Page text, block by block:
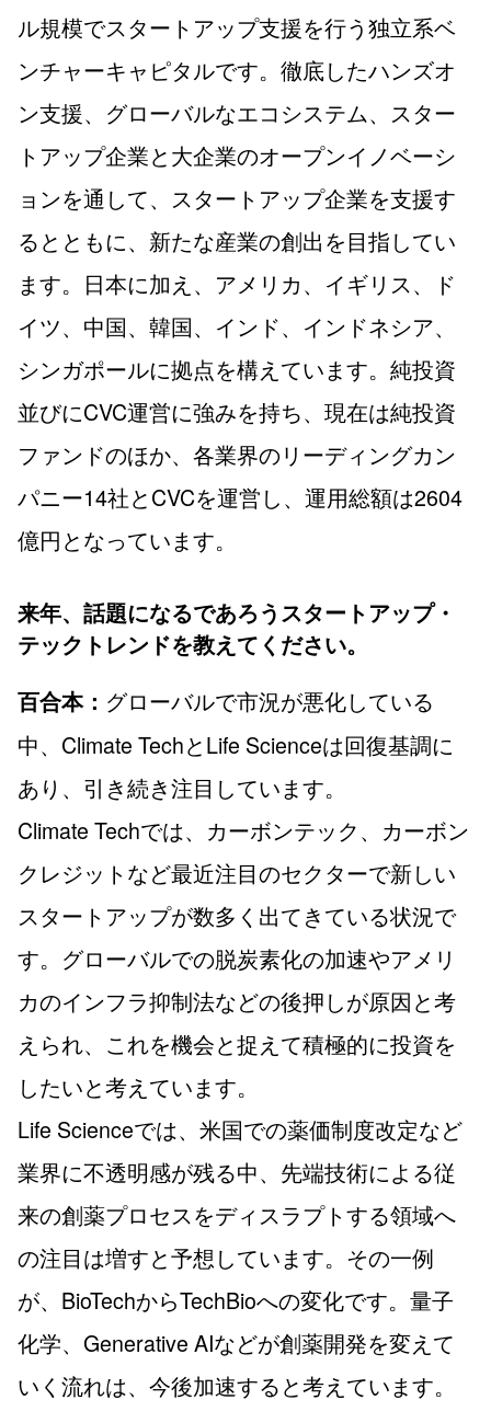
ル規模でスタートアップ支援を行う独立系ベ
ンチャーキャピタルです。徹底したハンズオ
ン支援、グローバルなエコシステム、スター
トアップ企業と大企業のオープンイノベーシ
ョンを通して、スタートアップ企業を支援す
るとともに、新たな産業の創出を目指してい
ます。日本に加え、アメリカ、イギリス、ド
イツ、中国、韓国、インド、インドネシア、
シンガポールに拠点を構えています。純投資
並びにCVC運営に強みを持ち、現在は純投資
ファンドのほか、各業界のリーディングカン
パニー14社とCVCを運営し、運用総額は2604
億円となっています。
来年、話題になるであろうスタートアップ・
テックトレンドを教えてください。
百合本： グローバルで市況が悪化している
中、Climate TechとLife Scienceは回復基調に
あり、引き続き注目しています。
Climate Techでは、カーボンテック、カーボン
クレジットなど最近注目のセクターで新しい
スタートアップが数多く出てきている状況で
す。グローバルでの脱炭素化の加速やアメリ
カのインフラ抑制法などの後押しが原因と考
えられ、これを機会と捉えて積極的に投資を
したいと考えています。
Life Scienceでは、米国での薬価制度改定など
業界に不透明感が残る中、先端技術による従
来の創薬プロセスをディスラプトする領域へ
の注目は増すと予想しています。その一例
が、BioTechからTechBioへの変化です。量子
化学、Generative AIなどが創薬開発を変えて
いく流れは、今後加速すると考えています。